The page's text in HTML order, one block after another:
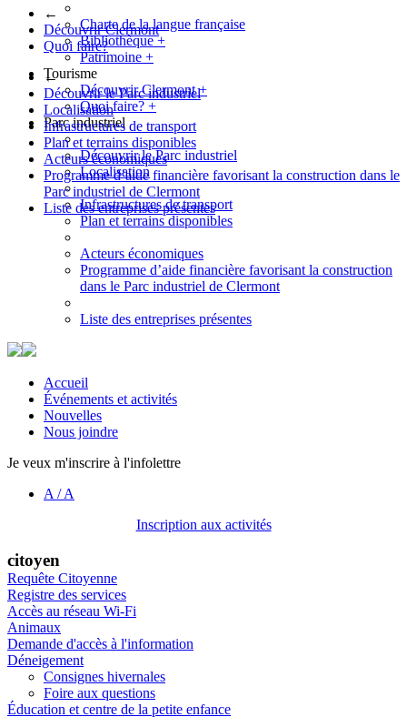
←
Découvrir Clermont
Quoi faire?
←
Découvrir le Parc industriel
Localisation
Infrastructures de transport
Plan et terrains disponibles
Acteurs économiques
Programme d’aide financière favorisant la construction dans le
Parc industriel de Clermont
Liste des entreprises présentes
Charte de la langue française
Bibliothèque+
Patrimoine +
Tourisme
Découvrir Clermont+
Quoi faire? +
Parc industriel
Découvrir le Parc industriel
Localisation
Infrastructures de transport
Plan et terrains disponibles
Acteurs économiques
Programme d’aide financière favorisant la construction
dans le Parc industriel de Clermont
Liste des entreprises présentes
Accueil
Événements et activités
Nouvelles
Nous joindre
Je veux m'inscrire à l'infolettre
A /A
Inscription aux activités
citoyen
Requête Citoyenne
Registre des services
Accès au réseau Wi-Fi
Animaux
Demande d'accès à l'information
Déneigement
Consignes hivernales
Foire aux questions
Éducation et centre de la petite enfance